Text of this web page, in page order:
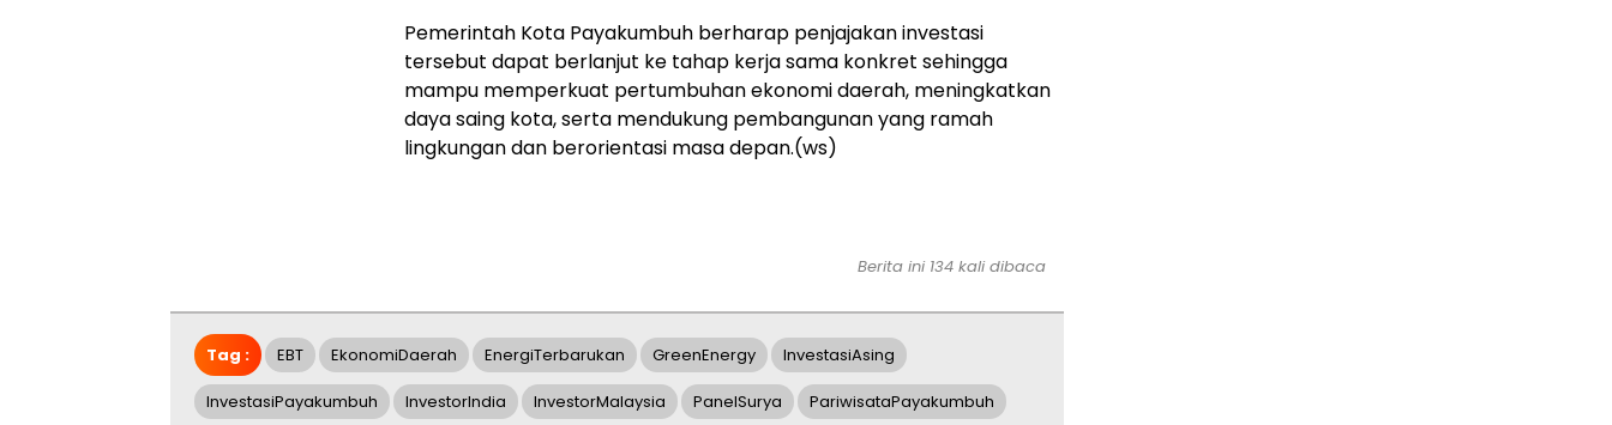
Pemerintah Kota Payakumbuh berharap penjajakan investasi
tersebut dapat berlanjut ke tahap kerja sama konkret sehingga
mampu memperkuat pertumbuhan ekonomi daerah, meningkatkan
daya saing kota, serta mendukung pembangunan yang ramah
lingkungan dan berorientasi masa depan.(ws)
Berita ini 134 kali dibaca
Tag : EBT EkonomiDaerah EnergiTerbarukan GreenEnergy InvestasiAsing
InvestasiPayakumbuh InvestorIndia InvestorMalaysia PanelSurya PariwisataPayakumbuh